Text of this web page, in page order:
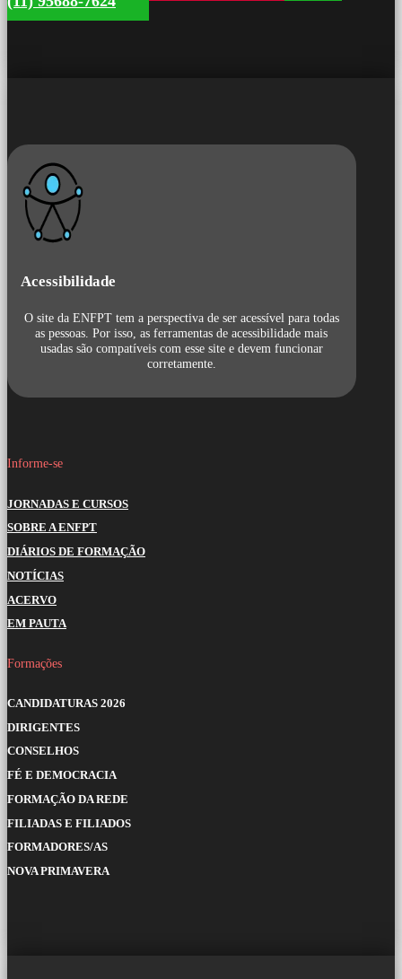
Acessibilidade
O site da ENFPT tem a perspectiva de ser acessível para todas
as pessoas. Por isso, as ferramentas de acessibilidade mais
usadas são compatíveis com esse site e devem funcionar
corretamente.
Informe-se
JORNADAS E CURSOS
SOBRE A ENFPT
DIÁRIOS DE FORMAÇÃO
NOTÍCIAS
ACERVO
EM PAUTA
Formações
CANDIDATURAS 2026
DIRIGENTES
CONSELHOS
FÉ E DEMOCRACIA
FORMAÇÃO DA REDE
FILIADAS E FILIADOS
FORMADORES/AS
NOVA PRIMAVERA